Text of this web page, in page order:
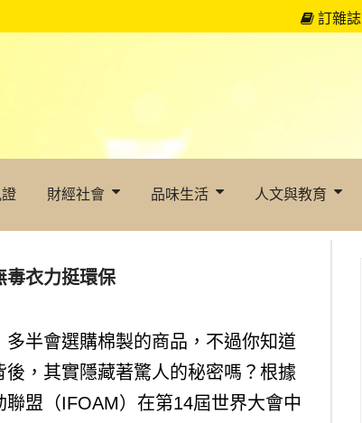
訂雜誌
財經社會 品味生活 人文與教育
衣力挺環保
多半會選購棉製的商品，不過你知道
後，其實隱藏著驚人的秘密嗎？根據
聯盟（IFOAM）在第14屆世界大會中